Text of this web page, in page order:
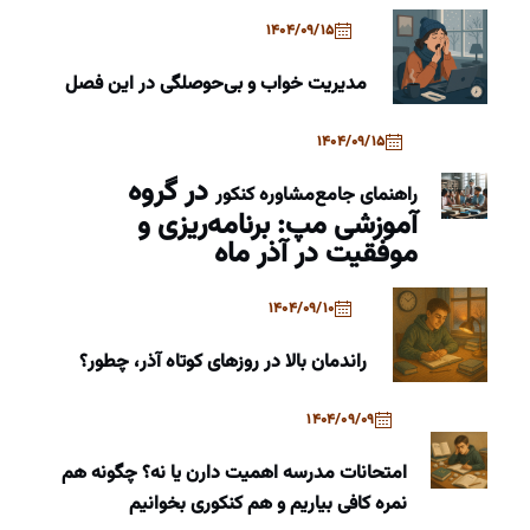
1404/09/15
مدیریت خواب و بی‌حوصلگی در این فصل
1404/09/15
راهنمای جامعمشاوره کنکوردر گروه
آموزشی مپ: برنامه‌ریزی و
موفقیت در آذر ماه
1404/09/10
راندمان بالا در روزهای کوتاه آذر، چطور؟
1404/09/09
امتحانات مدرسه اهمیت دارن یا نه؟ چگونه هم
نمره کافی بیاریم و هم کنکوری بخوانیم